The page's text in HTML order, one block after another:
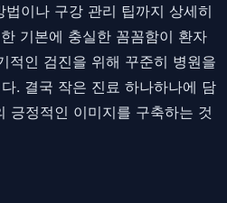
이나 구강 관리 팁까지 상세히
기본에 충실한 꼼꼼함이 환자
적인 검진을 위해 꾸준히 병원을
. 결국 작은 진료 하나하나에 담
긍정적인 이미지를 구축하는 것